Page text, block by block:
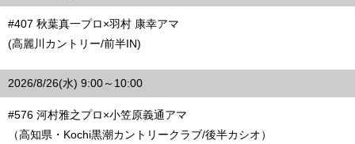
#407 秋葉真一プロ×羽村 康幸アマ
(高麗川カントリー/前半IN)
2026/8/26(水) 9:00～10:00
#576 河村雅之プロ×小笠原義通アマ
（高知県・Kochi黒潮カントリークラブ/後半カシオ）